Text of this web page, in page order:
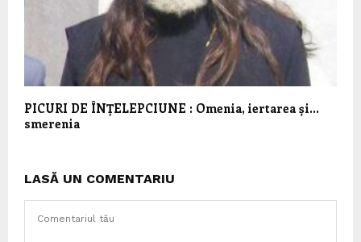
PICURI DE ÎNȚELEPCIUNE : Omenia, iertarea și…
smerenia
LASĂ UN COMENTARIU